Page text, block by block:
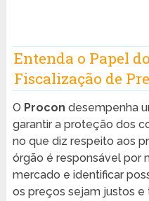
Entenda o Papel
Fiscalização de
O Procon desempenha
garantir a proteção dos
no que diz respeito aos
órgão é responsável por
mercado e identificar
os preços sejam justos e